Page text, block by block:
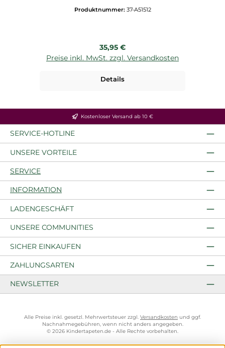
Produktnummer: 37-A51512
Regulärer Preis:
35,95 €
Preise inkl. MwSt. zzgl. Versandkosten
Details
Kostenloser Versand ab 10 €
SERVICE-HOTLINE
UNSERE VORTEILE
SERVICE
INFORMATION
LADENGESCHÄFT
UNSERE COMMUNITIES
SICHER EINKAUFEN
ZAHLUNGSARTEN
NEWSLETTER
Alle Preise inkl. gesetzl. Mehrwertsteuer zzgl. Versandkosten und ggf.
Nachnahmegebühren, wenn nicht anders angegeben.
© 2026 Kindertapeten.de - Alle Rechte vorbehalten.